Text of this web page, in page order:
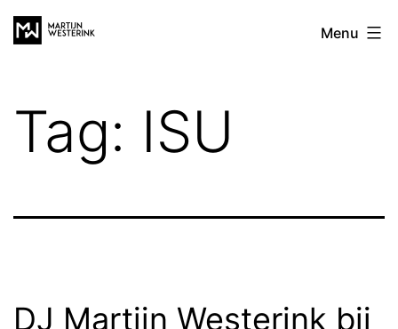
Skip
toMartijn
Menu
Tag: ISU
DJ Martijn Westerink bij